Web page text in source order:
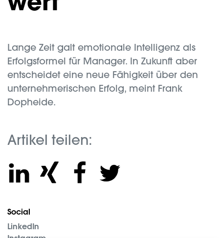
Lange Zeit galt emotionale Intelligenz als
Erfolgsformel für Manager. In Zukunft aber
entscheidet eine neue Fähigkeit über den
unternehmerischen Erfolg, meint Frank
Dopheide.
Artikel teilen:
Social
LinkedIn